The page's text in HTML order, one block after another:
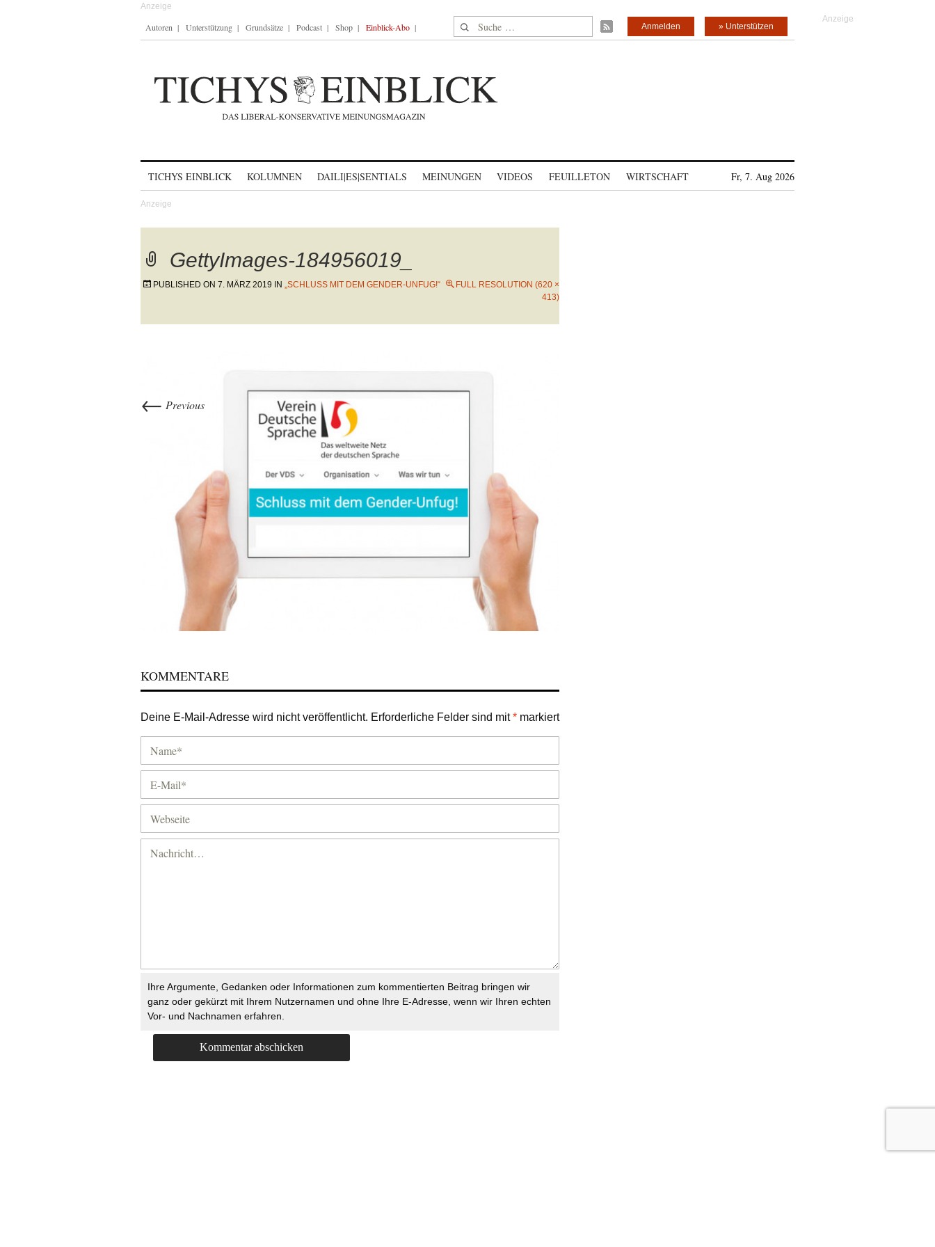
Autoren Unterstützung Grundsätze Podcast Shop Einblick-Abo Suche nach: » Unterstützen
Anmelden
TICHYS EINBLICK KOLUMNEN DAILI|ES|SENTIALS MEINUNGEN VIDEOS FEUILLETON WIRTSCHAFT Fr, 7. Aug 2026
GettyImages-184956019_
PUBLISHED ON 7. MÄRZ 2019 IN „SCHLUSS MIT DEM GENDER-UNFUG!“
FULL RESOLUTION (620 ×
413)
← Previous
KOMMENTARE
Deine E-Mail-Adresse wird nicht veröffentlicht. Erforderliche Felder sind mit* markiert
Ihre Argumente, Gedanken oder Informationen zum kommentierten Beitrag bringen wir
ganz oder gekürzt mit Ihrem Nutzernamen und ohne Ihre E-Adresse, wenn wir Ihren echten
Vor- und Nachnamen erfahren.